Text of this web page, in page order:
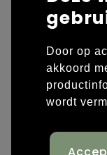
Laptop
Overige
Papieren
Overige
Polo's
Sweaters
Door op
akkoord
wordt